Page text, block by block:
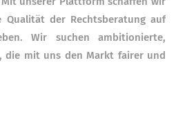
Qualität der Rechtsberatung auf
Wir suchen ambitionierte,
die mit uns den Markt fairer und